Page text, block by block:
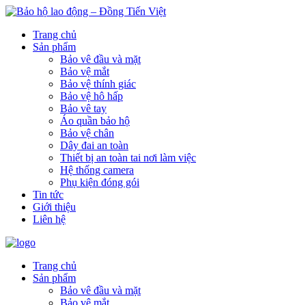
Trang chủ
Sản phẩm
Bảo vê đầu và mặt
Bảo vệ mắt
Bảo vệ thính giác
Bảo vệ hô hấp
Bảo vê tay
Áo quần bảo hộ
Bảo vệ chân
Dây đai an toàn
Thiết bị an toàn tai nơi làm việc
Hệ thống camera
Phụ kiện đóng gói
Tin tức
Giới thiệu
Liên hệ
Trang chủ
Sản phẩm
Bảo vê đầu và mặt
Bảo vệ mắt